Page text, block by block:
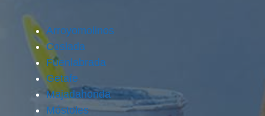
Arroyomolinos
Coslada
Fuenlabrada
Getafe
Majadahonda
Móstoles